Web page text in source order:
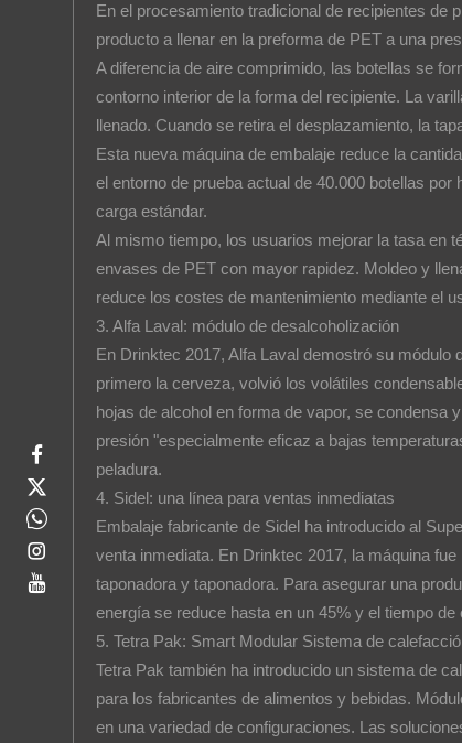
En el procesamiento tradicional de recipientes de
producto a llenar en la preforma de PET a una
A diferencia de aire comprimido, las botellas se
contorno interior de la forma del recipiente. La
llenado. Cuando se retira el desplazamiento, la
Esta nueva máquina de embalaje reduce la
el entorno de prueba actual de 40.000 botellas
carga estándar.
Al mismo tiempo, los usuarios mejorar la tasa en
envases de PET con mayor rapidez. Moldeo y
reduce los costes de mantenimiento mediante el
3. Alfa Laval: módulo de desalcoholización
En Drinktec 2017, Alfa Laval demostró su
primero la cerveza, volvió los volátiles
hojas de alcohol en forma de vapor, se condensa
presión "especialmente eficaz a bajas
peladura.
4. Sidel: una línea para ventas inmediatas
Embalaje fabricante de Sidel ha introducido al
venta inmediata. En Drinktec 2017, la máquina
taponadora y taponadora. Para asegurar una
energía se reduce hasta en un 45% y el tiempo
5. Tetra Pak: Smart Modular Sistema de
Tetra Pak también ha introducido un sistema de
para los fabricantes de alimentos y bebidas.
en una variedad de configuraciones. Las